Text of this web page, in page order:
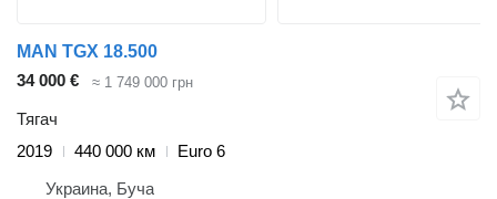
MAN TGX 18.500
34 000 €
≈ 1 749 000 грн
Тягач
2019
440 000 км
Euro 6
Украина, Буча